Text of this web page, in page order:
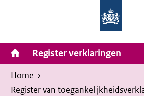
inhoud
van
Zaken
Homepage
van
Toegankelijkheidsverklaring
Hoofdnavigatie
Register verklaringen
Kruimelpad
U
bevindt
Home ›
Register van